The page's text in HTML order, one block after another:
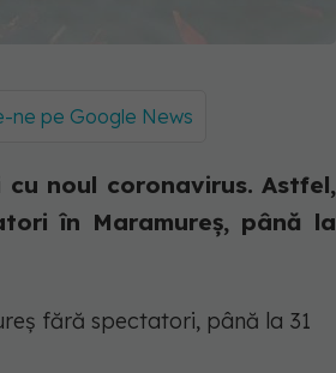
ne pe Google News
noul coronavirus. Astfel,
în Maramureș, până la
fără spectatori, până la 31